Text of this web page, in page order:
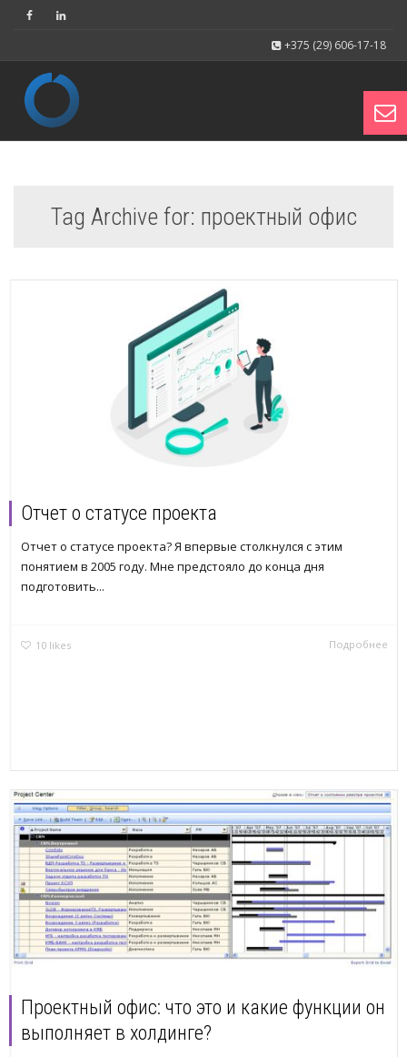
+375 (29) 606-17-18
Tag Archive for: проектный офис
Отчет о статусе проекта
Отчет о статусе проекта? Я впервые столкнулся с этим
понятием в 2005 году. Мне предстояло до конца дня
подготовить...
10 likes Подробнее
Проектный офис: что это и какие функции он
выполняет в холдинге?